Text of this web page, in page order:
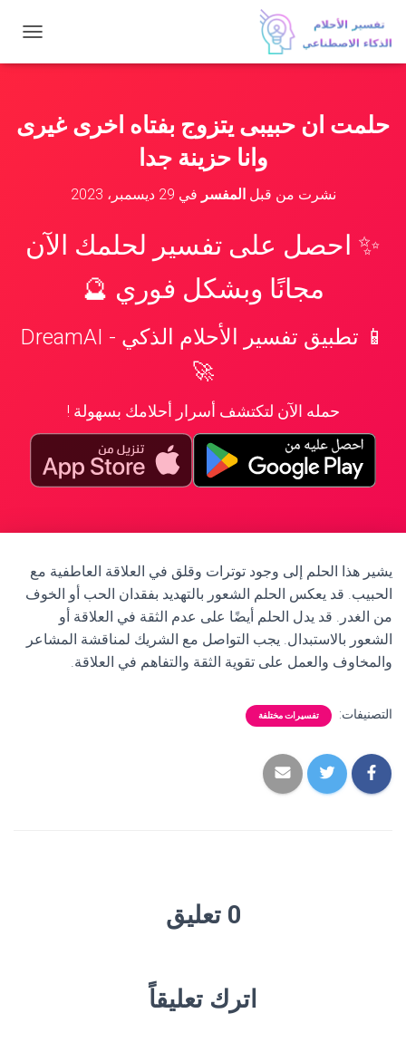
ب
ا
حلمت ان حبيبى يتزوج بفتاه اخرى غيرى
وانا حزينة جدا
نشرت من قبلالمفسر في 29 ديسمبر، 2023
✨ احصل على تفسير لحلمك الآن
مجانًا وبشكل فوري 🔮
📱 تطبيق تفسير الأحلام الذكي - DreamAI
🚀
حمله الآن لتكتشف أسرار أحلامك بسهولة !
يشير هذا الحلم إلى وجود توترات وقلق في العلاقة العاطفية مع
الحبيب. قد يعكس الحلم الشعور بالتهديد بفقدان الحب أو الخوف
من الغدر. قد يدل الحلم أيضًا على عدم الثقة في العلاقة أو
الشعور بالاستبدال. يجب التواصل مع الشريك لمناقشة المشاعر
والمخاوف والعمل على تقوية الثقة والتفاهم في العلاقة.
التصنيفات: تفسيرات مختلفة
0 تعليق
اترك تعليقاً